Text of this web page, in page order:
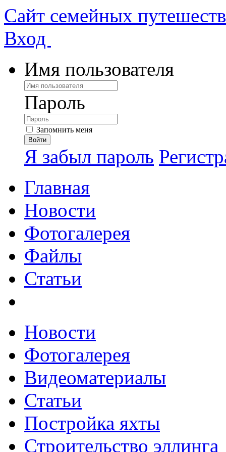
Сайт семейных
Вход
Имя пользователя
Пароль
Запомнить меня
Я забыл пароль
Главная
Новости
Фотогалерея
Файлы
Статьи
Новости
Фотогалерея
Видеоматериалы
Статьи
Постройка яхты
Строительство эллинга